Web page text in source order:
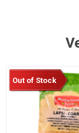
Out of Stock